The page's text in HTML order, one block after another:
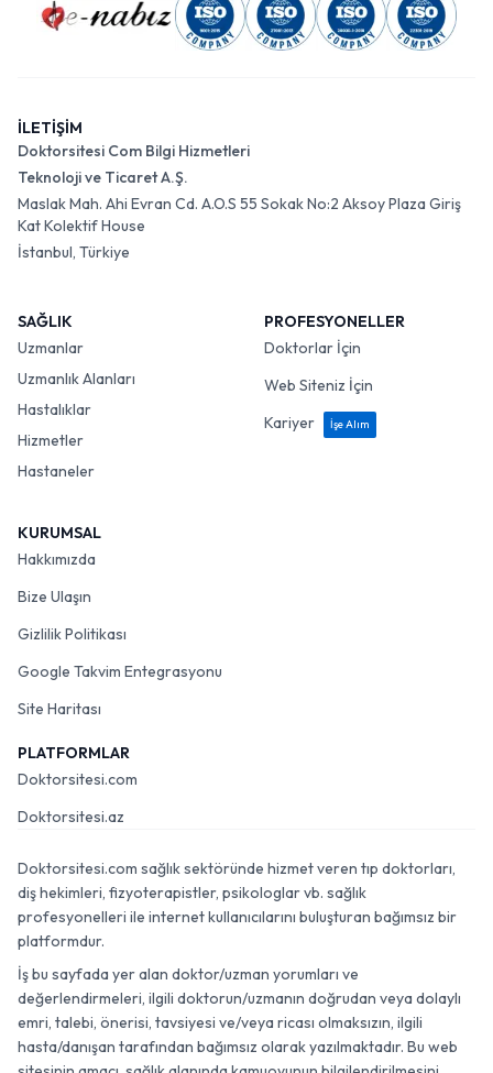
İLETİŞİM
Doktorsitesi Com Bilgi Hizmetleri
Teknoloji ve Ticaret A.Ş.
Maslak Mah. Ahi Evran Cd. A.O.S 55 Sokak No:2 Aksoy Plaza Giriş
Kat Kolektif House
İstanbul, Türkiye
SAĞLIK
Uzmanlar
Uzmanlık Alanları
Hastalıklar
Hizmetler
Hastaneler
PROFESYONELLER
Doktorlar İçin
Web Siteniz İçin
Kariyer
İşe Alım
KURUMSAL
Hakkımızda
Bize Ulaşın
Gizlilik Politikası
Google Takvim Entegrasyonu
Site Haritası
PLATFORMLAR
Doktorsitesi.com
Doktorsitesi.az
Doktorsitesi.com sağlık sektöründe hizmet veren tıp doktorları,
diş hekimleri, fizyoterapistler, psikologlar vb. sağlık
profesyonelleri ile internet kullanıcılarını buluşturan bağımsız bir
platformdur.
İş bu sayfada yer alan doktor/uzman yorumları ve
değerlendirmeleri, ilgili doktorun/uzmanın doğrudan veya dolaylı
emri, talebi, önerisi, tavsiyesi ve/veya ricası olmaksızın, ilgili
hasta/danışan tarafından bağımsız olarak yazılmaktadır. Bu web